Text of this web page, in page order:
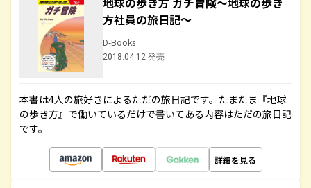
方社員の旅日記～
D-Books
2018.04.12 発売
本書は4人の旅好きによるただの旅日記です。たまたま『地球
の歩き方』で働いているだけで書いてある内容はただの旅日記
です。
詳細を見る